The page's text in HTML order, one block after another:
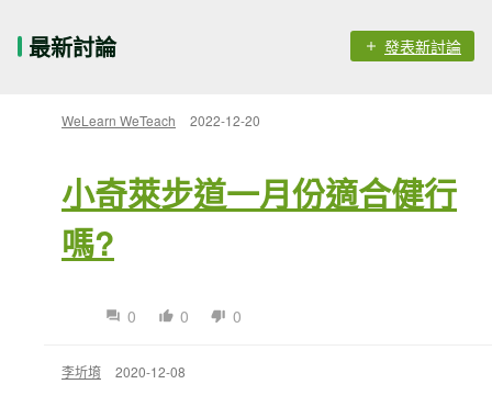
最新討論 發表新討論
WeLearn WeTeach 2022-12-20
小奇萊步道一月份適合健行
嗎?
0 0 0
李圻堉 2020-12-08